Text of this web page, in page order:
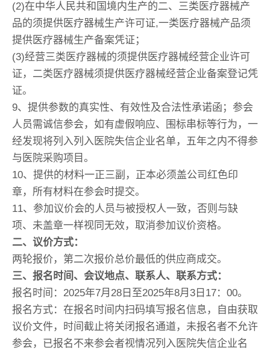
(2)在中华人民共和国境内生产的二、三类医疗器械产
品的须提供医疗器械生产许可证,一类医疗器械产品须
提供医疗器械生产备案凭证；
(3)经营三类医疗器械的须提供医疗器械经营企业许可
证，二类医疗器械须提供医疗器械经营企业备案登记凭
证。
9、提供参数的真实性、有效性及合法性承诺函；参会
人员需诚信参会，如有虚假响应、围标串标等行为，一
经发现将列入列入医院失信企业名单，五年之内不得参
与医院采购项目。
10、提供的材料一正三副，正本必须盖公司红色印
章，所有材料在参会时提交。
11、参加议价会的人员与被授权人一致，否则与缺
项、未盖章一样视同无效，取消参加议价资格。
二、议价方式：
两轮报价，第二次报价总价最低的供应商成交。
三、报名时间、会议地点、联系人、联系方式：
报名时间：2025年7月28日至2025年8月3日17：00。
报名方式：在报名时间内扫码填写报名信息，自由获取
议价文件，时间截止将关闭报名通道，未报名者不允许
参会，已报名不来参会者视情况列入医院失信企业名